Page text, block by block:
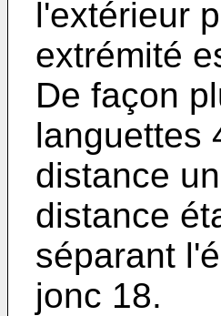
l'extérieur
extrémité
De façon
languettes
distance
distance
séparant
jonc 18.